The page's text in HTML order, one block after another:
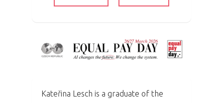
Kateřina Lesch is a graduate of the